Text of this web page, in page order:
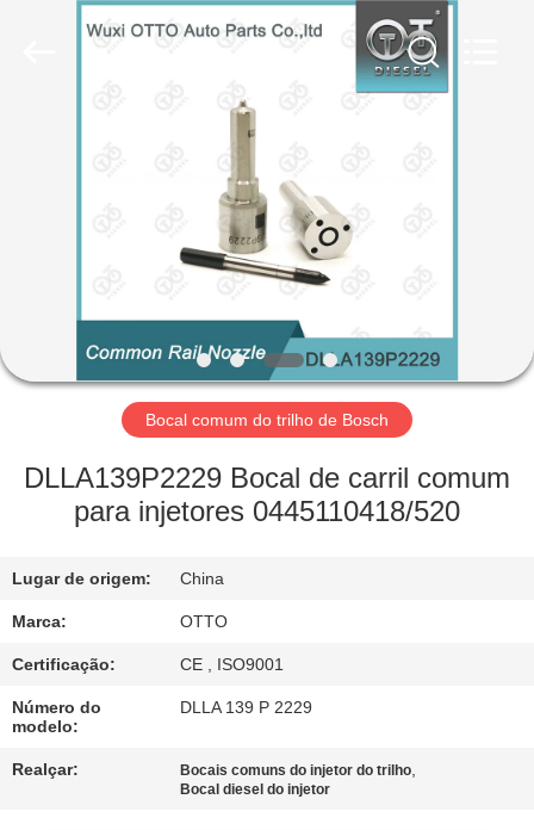
PRODUTOS
SOBRE
NÓS
FÁBRICA
CONTROLE
DE
QUALIDADE
CONTACTE-
NOS
Bocal comum do trilho de Bosch
DLLA139P2229 Bocal de carril comum
para injetores 0445110418/520
Lugar de origem: China
Marca: OTTO
Certificação: CE , ISO9001
Número do
modelo:
DLLA 139 P 2229
Realçar: Bocais comuns do injetor do trilho,
Bocal diesel do injetor